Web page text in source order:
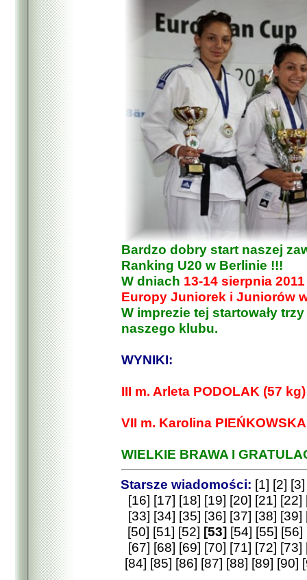
Bardzo dobry start naszej
Ranking U20 w Berlinie !!!
W dniach 13-14 sierpnia
Europy Juniorek i Juniorów
W imprezie tej startowały
naszego klubu.
WYNIKI:
III m. Arleta PODOLAK (57 kg)
VII m. Karolina
WIELKIE BRAWA I
Starsze wiadomości: [1] [2] [3]
[16] [17] [18] [19] [20] [21] [22]
[33] [34] [35] [36] [37] [38] [39]
[50] [51] [52] [53] [54] [55] [56]
[67] [68] [69] [70] [71] [72] [73]
[84] [85] [86] [87] [88] [89] [90]